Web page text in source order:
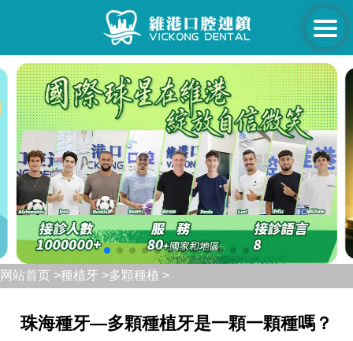
网站首页 >種植牙 >多顆種植 >
珠海種牙—多顆種植牙是一顆一顆種嗎？